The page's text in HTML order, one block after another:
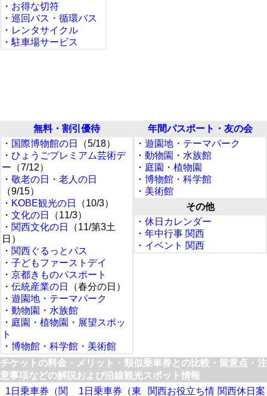
・ お得な切符
・ 巡回バス・循環バス
・ レンタサイクル
・ 駐車場サービス
無料・割引優待
・ 国際博物館の日
（5/18）
・ ひょうごプレミアム芸術デ
ー （7/12）
・ 敬老の日・老人の日
（9/15）
・ KOBE観光の日
（10/3）
・ 文化の日
（11/3）
・ 関西文化の日
（11/第3土
日）
・ 関西ぐるっとパス
・ 子どもファーストデイ
・ 京都きものパスポート
・ 伝統産業の日
（春分の日）
・ 遊園地・テーマパーク
・ 動物園・水族館
・ 庭園・植物園・展望スポッ
ト
・ 博物館・科学館・美術館
年間パスポート・友の会
・ 遊園地・テーマパーク
・ 動物園・水族館
・ 庭園・植物園
・ 博物館・科学館
・ 美術館
その他
・ 休日カレンダー
・ 年中行事 関西
・ イベント 関西
チケットの料金・メリット・類似乗車券との比較・留意点・注
意事項などの解説および沿線観光スポット情報
1日乗車券（関
1日乗車券（東 関西お役立ち情 関西休日案